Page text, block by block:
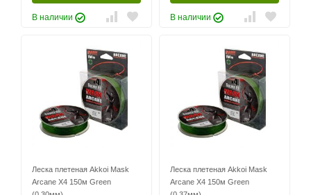
В наличии В наличии
Леска плетеная Akkoi Mask
Arcane X4 150м Green
Леска плетеная Akkoi Mask
Arcane X4 150м Green